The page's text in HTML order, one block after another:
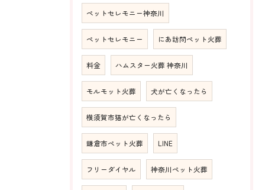
ペットセレモニー神奈川
ペットセレモニー にあ訪問ペット火葬
料金 ハムスター火葬 神奈川
モルモット火葬 犬が亡くなったら
横須賀市猫が亡くなったら
鎌倉市ペット火葬 LINE
フリーダイヤル 神奈川ペット火葬